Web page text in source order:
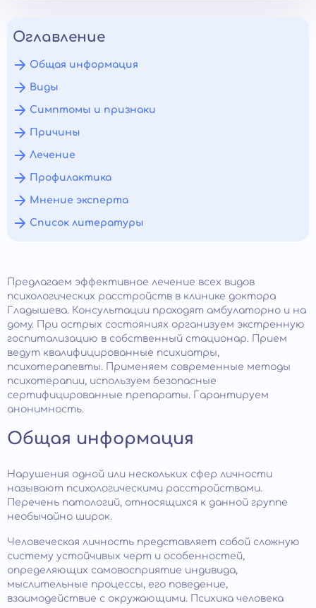
Оглавление
Общая информация
Виды
Симптомы и признаки
Причины
Лечение
Профилактика
Мнение эксперта
Список литературы
Предлагаем эффективное лечение всех видов
психологических расстройств в клинике доктора
Гладышева. Консультации проходят амбулаторно и на
дому. При острых состояниях организуем экстренную
госпитализацию в собственный стационар. Прием
ведут квалифицированные психиатры,
психотерапевты. Применяем современные методы
психотерапии, используем безопасные
сертифицированные препараты. Гарантируем
анонимность.
Общая информация
Нарушения одной или нескольких сфер личности
называют психологическими расстройствами.
Перечень патологий, относящихся к данной группе
необычайно широк.
Человеческая личность представляет собой сложную
систему устойчивых черт и особенностей,
определяющих самовосприятие индивида,
мыслительные процессы, его поведение,
взаимодействие с окружающими. Психика человека